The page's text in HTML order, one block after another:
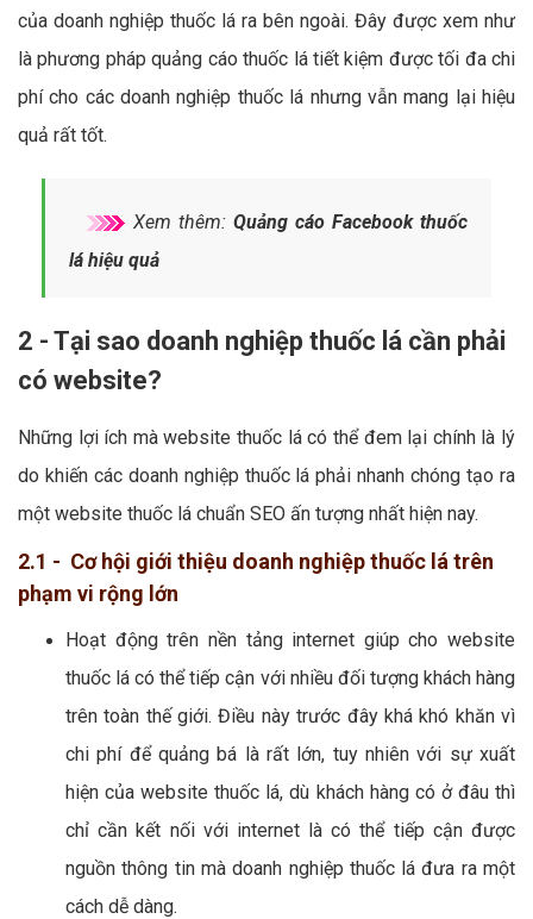
của doanh nghiệp thuốc lá ra bên ngoài. Đây được xem như
là phương pháp quảng cáo thuốc lá tiết kiệm được tối đa chi
phí cho các doanh nghiệp thuốc lá nhưng vẫn mang lại hiệu
quả rất tốt.
Xem thêm: Quảng cáo Facebook thuốc
lá hiệu quả
2 - Tại sao doanh nghiệp thuốc lá cần phải
có website?
Những lợi ích mà website thuốc lá có thể đem lại chính là lý
do khiến các doanh nghiệp thuốc lá phải nhanh chóng tạo ra
một website thuốc lá chuẩn SEO ấn tượng nhất hiện nay.
2.1 - Cơ hội giới thiệu doanh nghiệp thuốc lá trên
phạm vi rộng lớn
Hoạt động trên nền tảng internet giúp cho website
thuốc lá có thể tiếp cận với nhiều đối tượng khách hàng
trên toàn thế giới. Điều này trước đây khá khó khăn vì
chi phí để quảng bá là rất lớn, tuy nhiên với sự xuất
hiện của website thuốc lá, dù khách hàng có ở đâu thì
chỉ cần kết nối với internet là có thể tiếp cận được
nguồn thông tin mà doanh nghiệp thuốc lá đưa ra một
cách dễ dàng.